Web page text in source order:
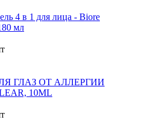
4 в 1 для лица - Biore
мл
ГЛАЗ ОТ АЛЛЕРГИИ
10ML